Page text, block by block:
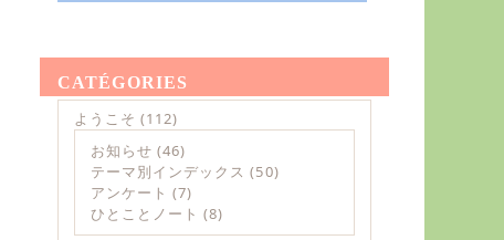
CATÉGORIES
ようこそ (112)
お知らせ (46)
テーマ別インデックス (50)
アンケート (7)
ひとことノート (8)